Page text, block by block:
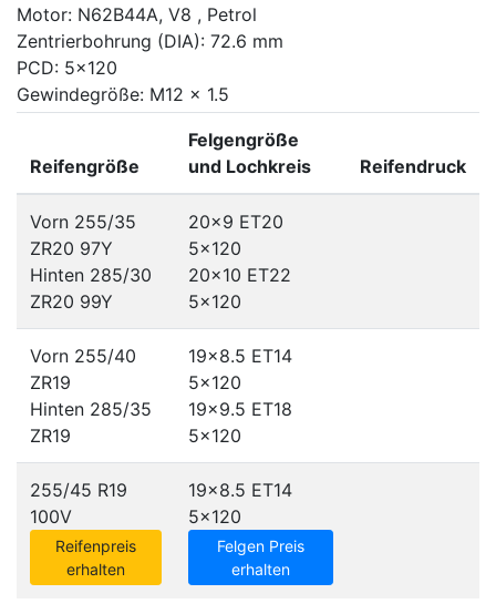
Motor: N62B44A, V8 , Petrol
Zentrierbohrung (DIA): 72.6 mm
PCD: 5x120
Gewindegröße: M12 x 1.5
Reifengröße
Felgengröße
und Lochkreis
Reifendruck
Vorn 255/35
ZR20 97Y
Hinten 285/30
ZR20 99Y
20x9 ET20
5x120
20x10 ET22
5x120
Vorn 255/40
ZR19
Hinten 285/35
ZR19
19x8.5 ET14
5x120
19x9.5 ET18
5x120
255/45 R19
100V
Reifenpreis
erhalten
19x8.5 ET14
5x120
Felgen Preis
erhalten